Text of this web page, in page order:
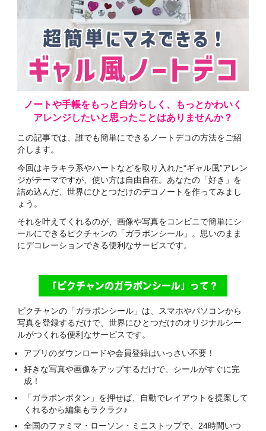
ノートや手帳をもっと自分らしく、
もっとかわいく
アレンジしたいと思ったことはありませんか？
この記事では、 誰でも簡単にできる ノートデコの方法をご紹
介します。
今回はキラキラ系やハートなどを取り入れた“ギャル風”アレン
ジがテーマですが、 使い方は自由自在。 あなたの「好き」を
詰め込んだ、 世界にひとつだけのデコノートを作ってみまし
ょう。
それを叶えてくれるのが、 画像や写真をコンビニで簡単にシ
ールにできる ピクチャンの「ガラポンシール」。 思いのまま
にデコレーションできる便利なサービスです。
「ピクチャンのガラポンシール」って？
ピクチャンの「ガラポンシール」は、スマホやパソコンから
写真を登録するだけで、世界にひとつだけのオリジナルシー
ルがつくれる便利なサービスです。
アプリのダウンロードや会員登録はいっさい不要！
好きな写真や画像をアップするだけで、シールがすぐに完
成！
「ガラポンボタン」を押せば、自動でレイアウトを提案して
くれるから編集もラクラク♪
全国のファミマ・ローソン・ミニストップで、24時間いつ